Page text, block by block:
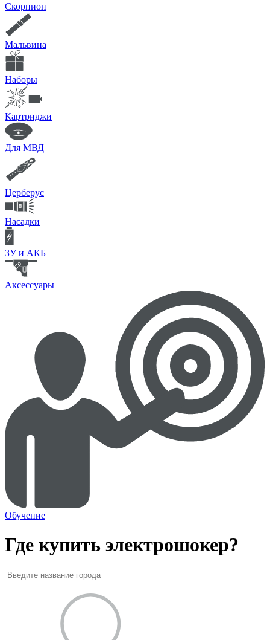
Скорпион
Мальвина
Наборы
Картриджи
Для МВД
Церберус
Насадки
ЗУ и АКБ
Аксессуары
Обучение
Где купить электрошокер?